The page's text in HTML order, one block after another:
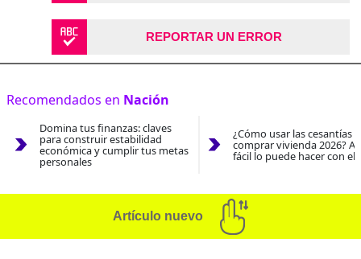
REPORTAR UN ERROR
Recomendados en Nación
Domina tus finanzas: claves
para construir estabilidad
económica y cumplir tus metas
personales
¿Cómo usar las cesantías
comprar vivienda 2026?
fácil lo puede hacer con el
Artículo nuevo